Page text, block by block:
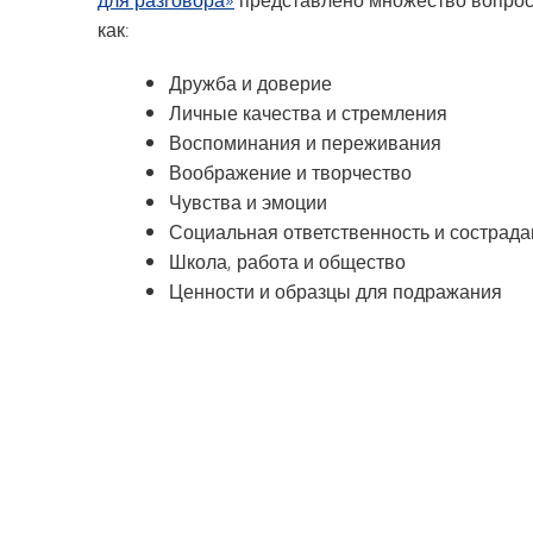
как:
Дружба и доверие
Личные качества и стремления
Воспоминания и переживания
Воображение и творчество
Чувства и эмоции
Социальная ответственность и
Школа, работа и общество
Ценности и образцы для подражания